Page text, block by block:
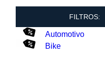
FILTROS:
Automotivo
Bike